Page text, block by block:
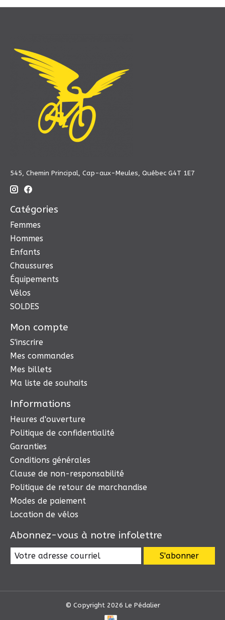
545, Chemin Principal, Cap-aux-Meules, Québec G4T 1E7
Catégories
Femmes
Hommes
Enfants
Chaussures
Équipements
Vélos
SOLDES
Mon compte
S'inscrire
Mes commandes
Mes billets
Ma liste de souhaits
Informations
Heures d'ouverture
Politique de confidentialité
Garanties
Conditions générales
Clause de non-responsabilité
Politique de retour de marchandise
Modes de paiement
Location de vélos
Abonnez-vous à notre infolettre
S'abonner
© Copyright 2026 Le Pédalier